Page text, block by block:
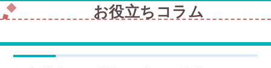
お役立ちコラム